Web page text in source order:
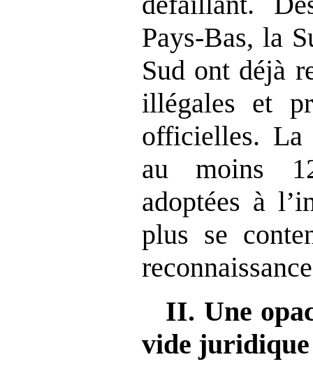
Pays‑Bas, la
Sud ont déjà
illégales et
officielles. La
au moins
adoptées à
plus se
II. Une
vide